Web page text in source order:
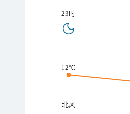
23时
12℃
北风